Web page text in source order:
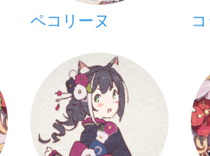
ペコリーヌ